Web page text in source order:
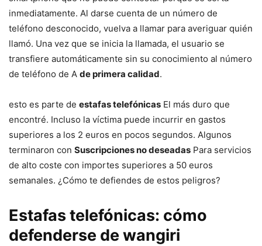
inmediatamente. Al darse cuenta de un número de
teléfono desconocido, vuelva a llamar para averiguar quién
llamó. Una vez que se inicia la llamada, el usuario se
transfiere automáticamente sin su conocimiento al número
de teléfono de A de primera calidad.
esto es parte de estafas telefónicas El más duro que
encontré. Incluso la víctima puede incurrir en gastos
superiores a los 2 euros en pocos segundos. Algunos
terminaron con Suscripciones no deseadas Para servicios
de alto coste con importes superiores a 50 euros
semanales. ¿Cómo te defiendes de estos peligros?
Estafas telefónicas: cómo
defenderse de wangiri